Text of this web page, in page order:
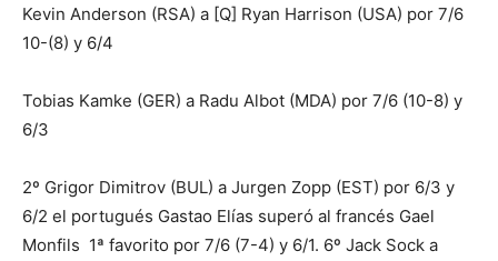
Kevin Anderson (RSA) a [Q] Ryan Harrison (USA) por 7/6
10-(8) y 6/4
Tobias Kamke (GER) a Radu Albot (MDA) por 7/6 (10-8) y
6/3
2º Grigor Dimitrov (BUL) a Jurgen Zopp (EST) por 6/3 y
6/2 el portugués Gastao Elías superó al francés Gael
Monfils 1ª favorito por 7/6 (7-4) y 6/1. 6º Jack Sock a